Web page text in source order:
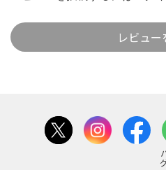
レビュー